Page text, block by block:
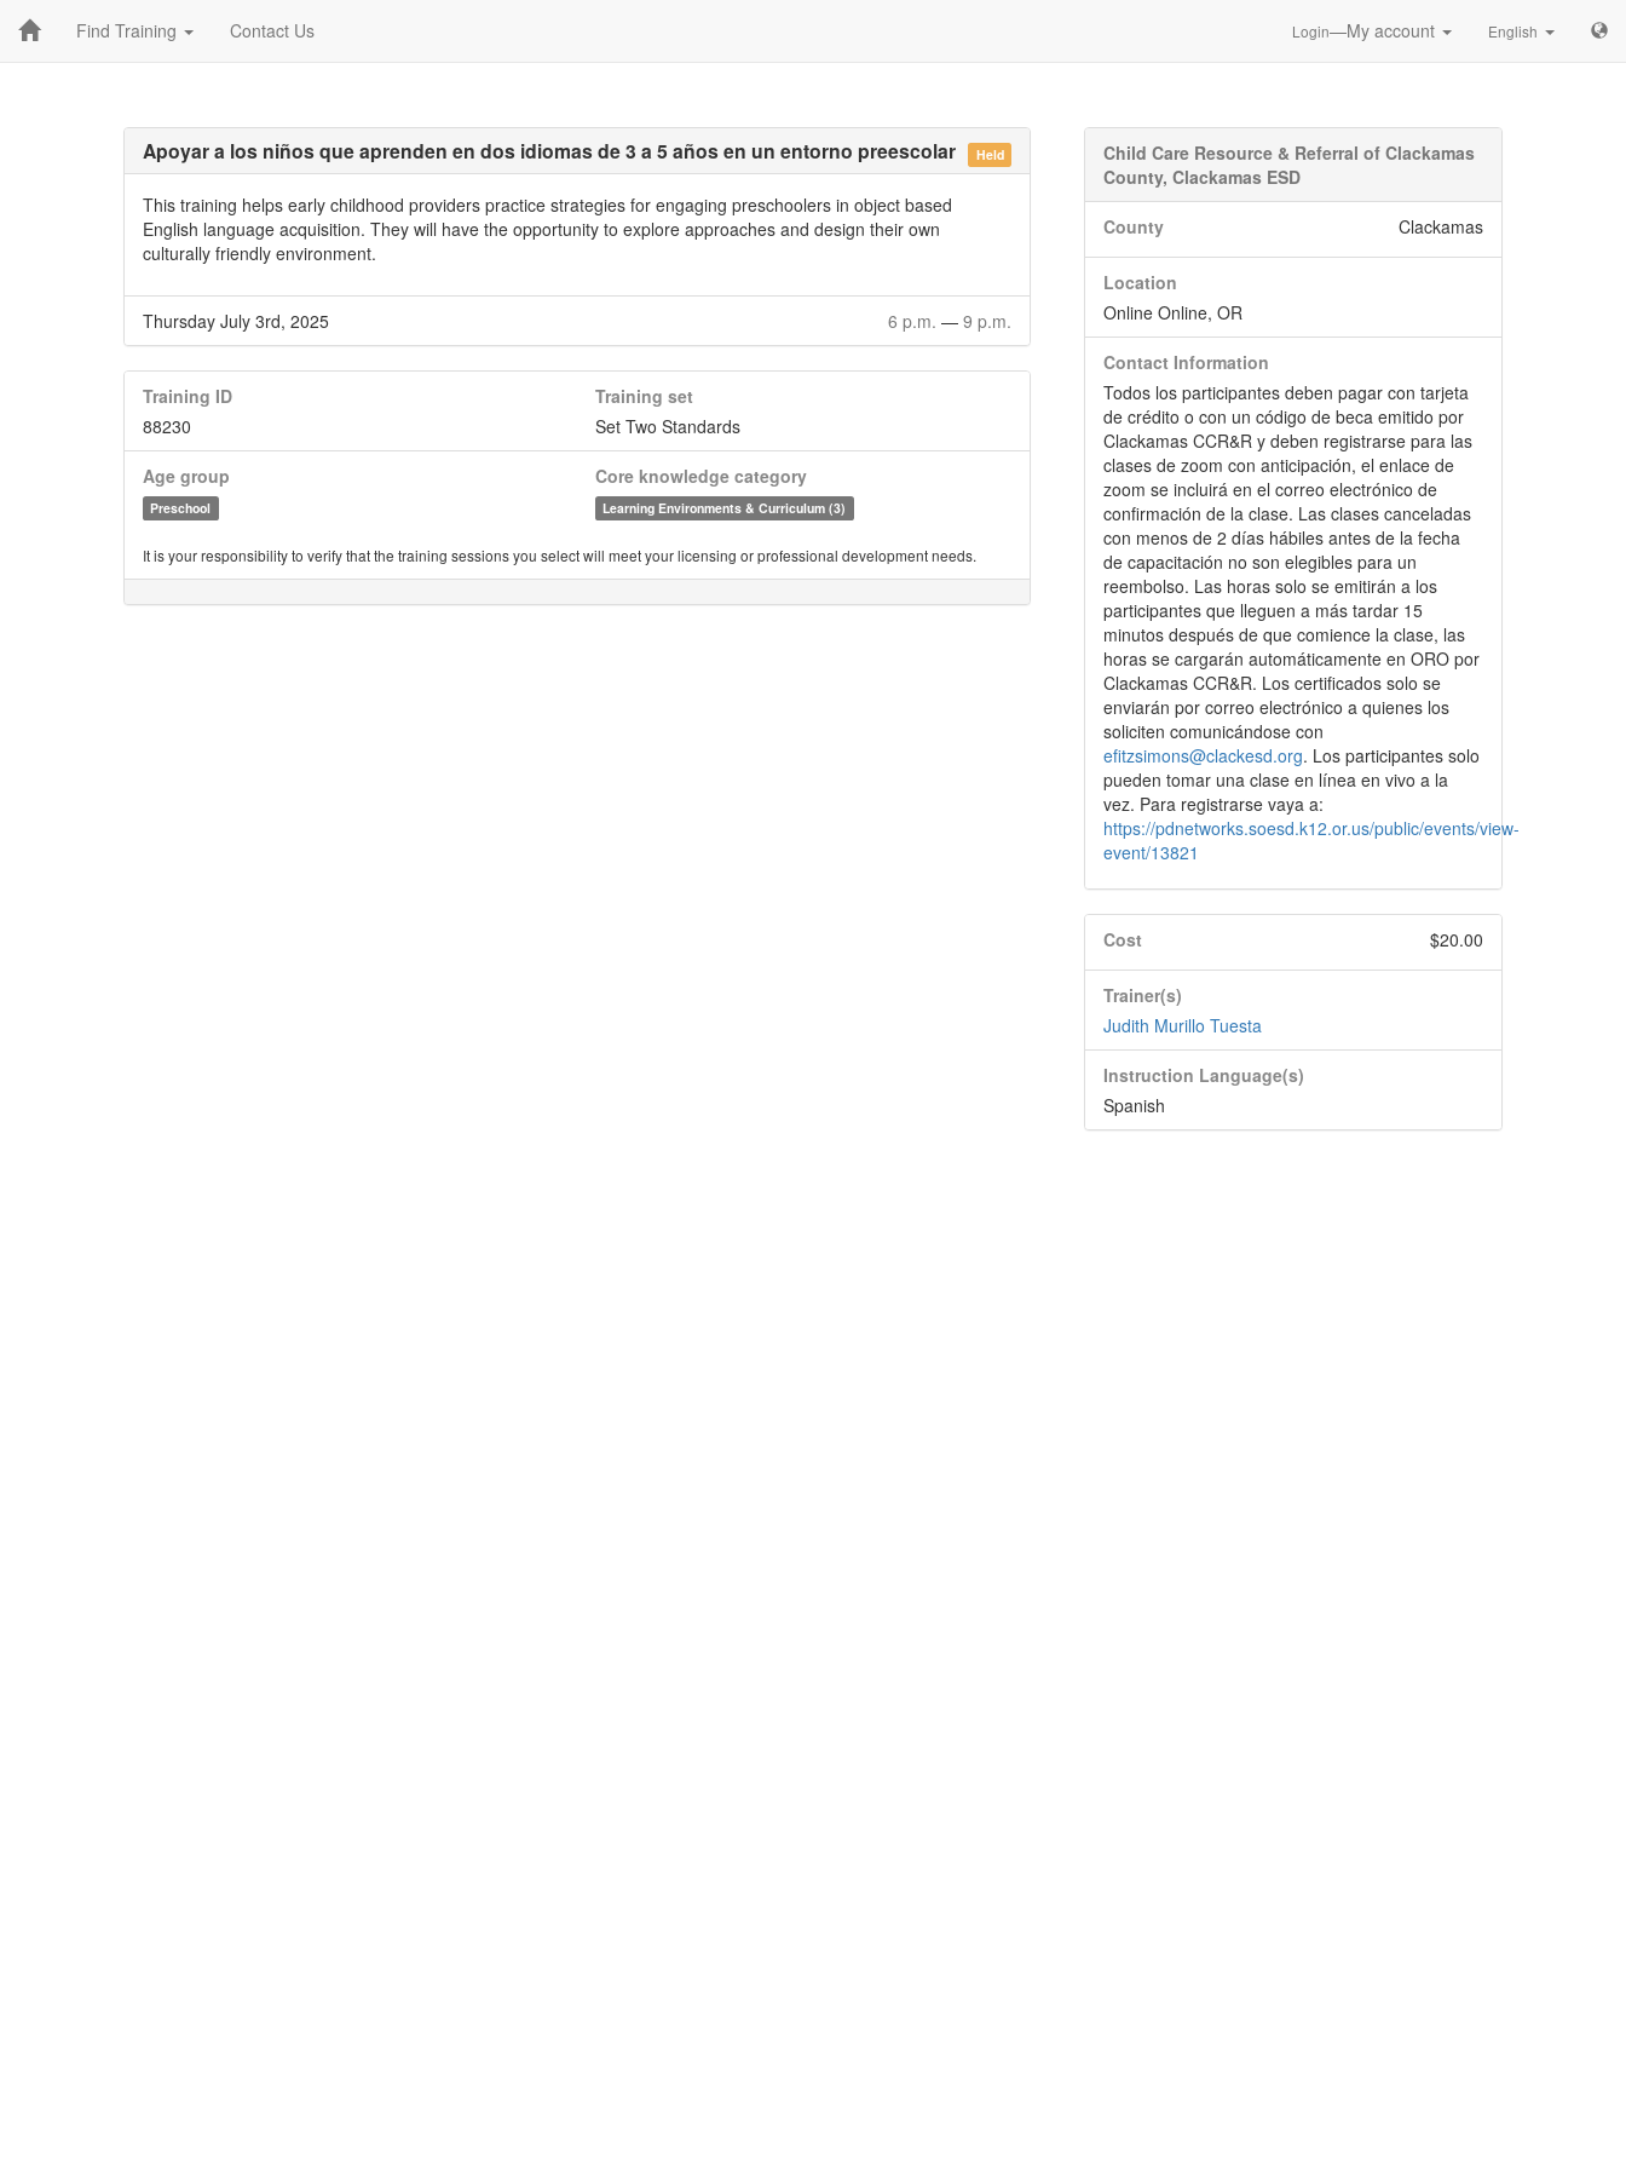
Find Training Contact Us Login—My account English
Held
Apoyar a los niños que aprenden en dos idiomas de 3 a 5 años en un entorno preescolar
This training helps early childhood providers practice strategies for engaging preschoolers in object based
English language acquisition. They will have the opportunity to explore approaches and design their own
culturally friendly environment.
Thursday July 3rd, 2025 6 p.m. — 9 p.m.
Training ID
88230
Training set
Set Two Standards
Age group
Preschool
Core knowledge category
Learning Environments & Curriculum (3)
It is your responsibility to verify that the training sessions you select will meet your licensing or professional development needs.
Child Care Resource & Referral of Clackamas
County, Clackamas ESD
County Clackamas
Location
Online Online, OR
Contact Information
Todos los participantes deben pagar con tarjeta
de crédito o con un código de beca emitido por
Clackamas CCR&R y deben registrarse para las
clases de zoom con anticipación, el enlace de
zoom se incluirá en el correo electrónico de
confirmación de la clase. Las clases canceladas
con menos de 2 días hábiles antes de la fecha
de capacitación no son elegibles para un
reembolso. Las horas solo se emitirán a los
participantes que lleguen a más tardar 15
minutos después de que comience la clase, las
horas se cargarán automáticamente en ORO por
Clackamas CCR&R. Los certificados solo se
enviarán por correo electrónico a quienes los
soliciten comunicándose con
efitzsimons@clackesd.org. Los participantes solo
pueden tomar una clase en línea en vivo a la
vez. Para registrarse vaya a:
https://pdnetworks.soesd.k12.or.us/public/events/view-
event/13821
Cost $20.00
Trainer(s)
Judith Murillo Tuesta
Instruction Language(s)
Spanish